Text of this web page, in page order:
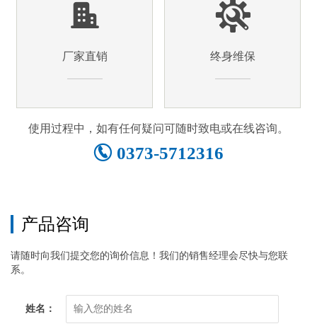
厂家直销 终身维保
使用过程中，如有任何疑问可随时致电或在线咨询。
0373-5712316
产品咨询
请随时向我们提交您的询价信息！我们的销售经理会尽快与您联
系。
姓名：